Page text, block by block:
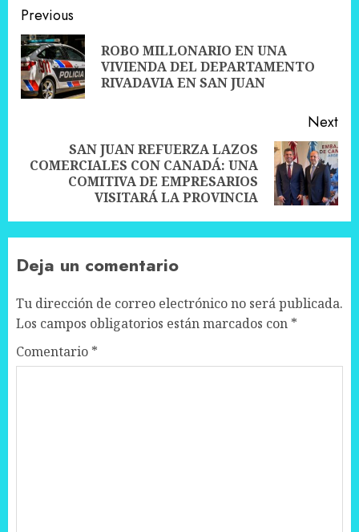
Post
navigation
Previous
ROBO MILLONARIO EN UNA
VIVIENDA DEL DEPARTAMENTO
RIVADAVIA EN SAN JUAN
Next
Next
SAN JUAN REFUERZA LAZOS
COMERCIALES CON CANADÁ: UNA
COMITIVA DE EMPRESARIOS
VISITARÁ LA PROVINCIA
Deja un comentario
Tu dirección de correo electrónico no será publicada.
Los campos obligatorios están marcados con *
Comentario *